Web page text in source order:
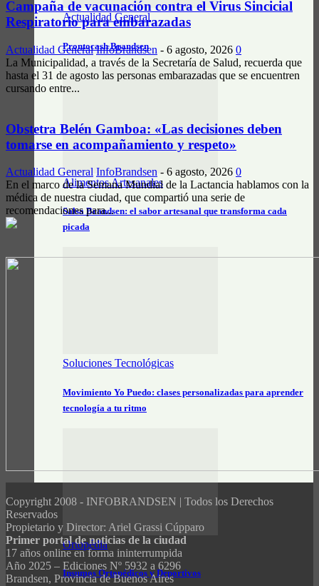
Actualidad General
Prontocash Brandsen
Alimentos Artesanales
Salsa Brandsen: el sabor artesanal que transforma cada
picada
Soluciones Tecnológicas
Movimiento Yo Puedo: clases personalizadas para aprender
tecnología a tu ritmo
Ortopédia
Insumos Ortopédicos y Deportivos
Campaña de vacunación contra el Virus Sincicial
Respiratorio para embarazadas
Actualidad General InfoBrandsen - 6 agosto, 2026 0
La Municipalidad, a través de la Secretaría de Salud, recuerda que
hasta el 31 de agosto las personas embarazadas que se encuentren
cursando entre...
Obstetra Belén Gamboa: «Las decisiones deben
tomarse en acompañamiento y respeto»
Actualidad General InfoBrandsen - 6 agosto, 2026 0
En el marco de la Semana Mundial de la Lactancia hablamos con la
médica de nuestra ciudad, que compartió una serie de
recomendaciones para...
Copyright 2008 - INFOBRANDSEN | Todos los Derechos
Reservados
Propietario y Director: Ariel Grassi Cúpparo
Primer portal de noticias de la ciudad
17 años online en forma ininterrumpida
Año 2025 – Ediciones Nº 5932 a 6296
Brandsen, Provincia de Buenos Aires